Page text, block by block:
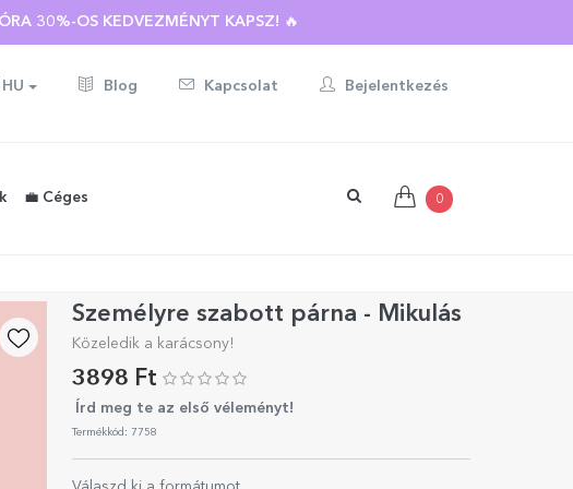
30%-OS KEDVEZMÉNYT KAPSZ! 🔥
HU Blog Kapcsolat Bejelentkezés
💼 Céges 0
Személyre szabott párna - Mikulás
Közeledik a karácsony!
3898 Ft
Írd meg te az első véleményt!
Termékkód: 7758